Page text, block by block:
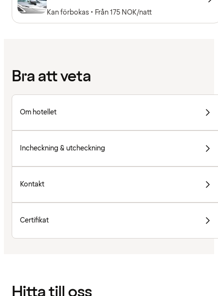
Kan förbokas • Från 175 NOK/natt
Bra att veta
Om hotellet
Incheckning & utcheckning
Kontakt
Certifikat